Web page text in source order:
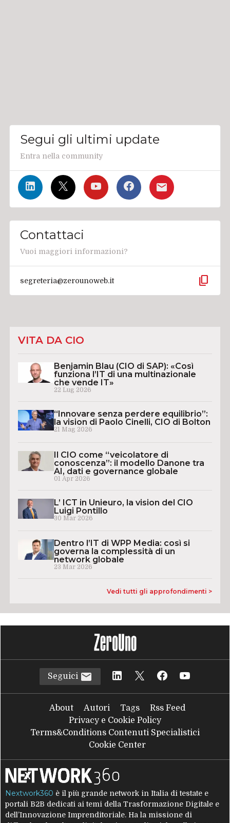
Segui gli ultimi update
Entra nella community
Contattaci
Vuoi maggiori informazioni?
segreteria@zerounoweb.it content_copy
VITA DA CIO
Benjamin Blau (CIO di SAP): «Così
funziona l’IT di una multinazionale
che vende IT»
22 Lug 2026
“Innovare senza perdere equilibrio”:
la vision di Paolo Cinelli, CIO di Bolton
21 Mag 2026
Il CIO come “veicolatore di
conoscenza”: il modello Danone tra
AI, dati e governance globale
01 Apr 2026
L’ ICT in Unieuro, la vision del CIO
Luigi Pontillo
30 Mar 2026
Dentro l’IT di WPP Media: così si
governa la complessità di un
network globale
23 Mar 2026
Vedi tutti gli approfondimenti >
Seguici
About Autori Tags
Rss Feed
Privacy e Cookie Policy
Terms&Conditions Contenuti Specialistici
Cookie Center
Nextwork360 è il più grande network in Italia di testate e
portali B2B dedicati ai temi della Trasformazione Digitale e
dell’Innovazione Imprenditoriale. Ha la missione di